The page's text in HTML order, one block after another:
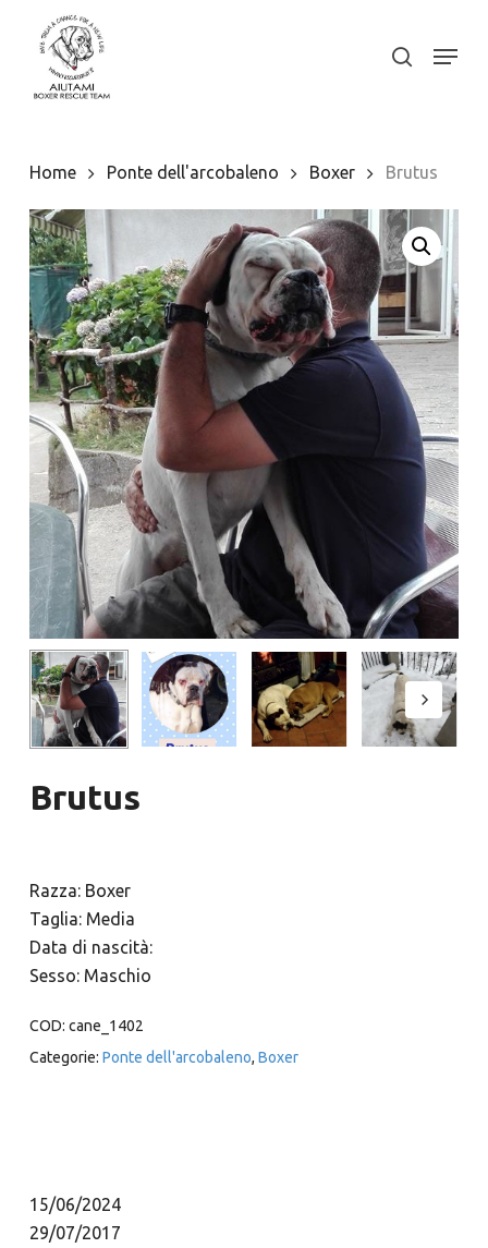
content
search
Menu
Home Ponte dell'arcobaleno Boxer Brutus
Brutus
Razza: Boxer
Taglia: Media
Data di nascità:
Sesso: Maschio
COD: cane_1402
Categorie: Ponte dell'arcobaleno, Boxer
15/06/2024
29/07/2017
Close